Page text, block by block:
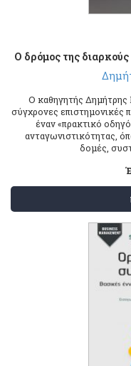
Ο δρόμος της
Ο καθηγητής Δημήτρης
σύγχρονες επιστημονικές
έναν «πρακτικό
ανταγωνιστικότητας,
δομές,